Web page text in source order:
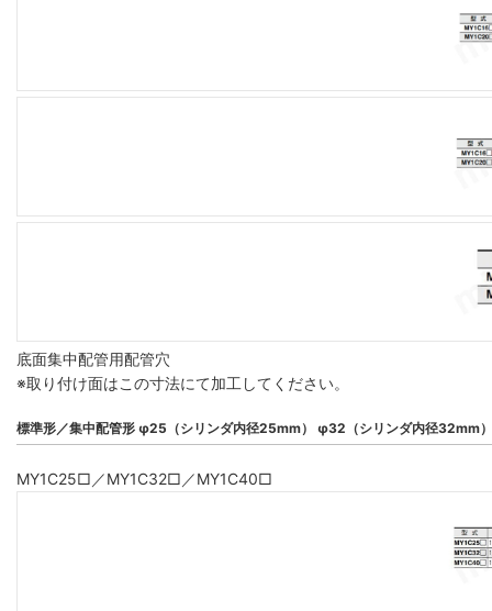
底面集中配管用配管穴
※取り付け面はこの寸法にて加工してください。
標準形／集中配管形 φ25（シリンダ内径25mm） φ32（シリンダ内径32mm
MY1C25□／MY1C32□／MY1C40□